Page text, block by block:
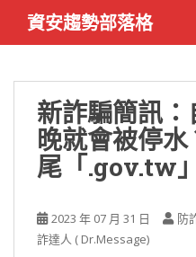
i
資安趨勢部落格
新詐騙簡訊
晚就會被停
尾「.gov.tw
2023 年 07 月 31 日 防
詐達人 ( Dr.Message)